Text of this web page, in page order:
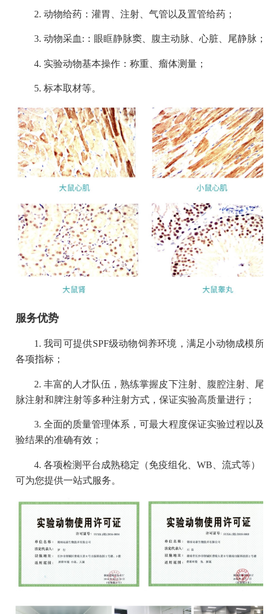
2. 动物给药：灌胃、注射、气管以及置管给药；
3. 动物采血:：眼眶静脉窦、腹主动脉、心脏、尾静脉；
4. 实验动物基本操作：称重、瘤体测量；
5. 标本取材等。
服务优势
1. 我司可提供SPF级动物饲养环境，满足小动物成模所
各项指标；
2. 丰富的人才队伍，熟练掌握皮下注射、腹腔注射、尾
脉注射和脾注射等多种注射方式，保证实验高质量进行；
3. 全面的质量管理体系，可最大程度保证实验过程以及
验结果的准确有效；
4. 各项检测平台成熟稳定（免疫组化、WB、流式等）
可为您提供一站式服务。